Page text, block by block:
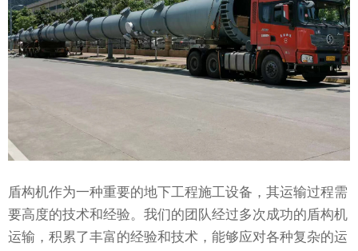
盾构机作为一种重要的地下工程施工设备，其运输过程需
要高度的技术和经验。我们的团队经过多次成功的盾构机
运输，积累了丰富的经验和技术，能够应对各种复杂的运